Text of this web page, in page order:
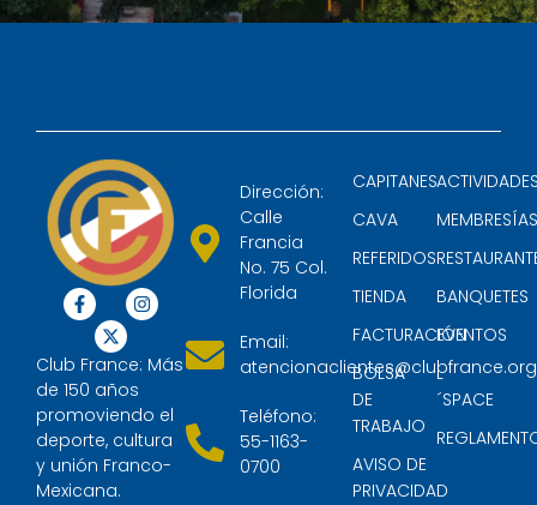
Club France: Más
de 150 años
promoviendo el
deporte, cultura
y unión Franco-
Mexicana.
Dirección:
Calle
Francia
No. 75 Col.
Florida
Email:
Teléfono:
55-1163-
0700
CAPITANES
CAVA
REFERIDOS
TIENDA
FACTURACIÓN
BOLSA
DE
TRABAJO
AVISO DE
PRIVACIDAD
BANQUETES
EVENTOS
L
´SPACE